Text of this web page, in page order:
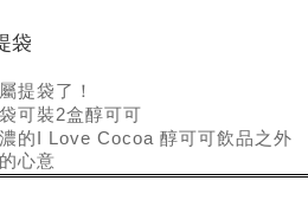
袋
提袋了！
可裝2盒醇可可
的I Love Cocoa醇可可飲品之外
心意